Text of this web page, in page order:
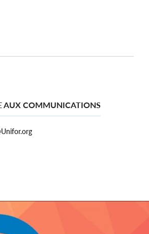
AUX COMMUNICATIONS